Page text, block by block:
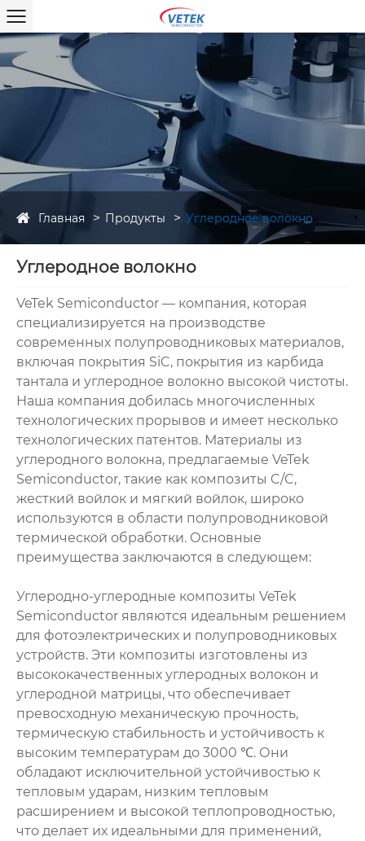
Главная Продукты Углеродное волокно
Углеродное волокно
VeTek Semiconductor — компания, которая
специализируется на производстве
современных полупроводниковых материалов,
включая покрытия SiC, покрытия из карбида
тантала и углеродное волокно высокой чистоты.
Наша компания добилась многочисленных
технологических прорывов и имеет несколько
технологических патентов. Материалы из
углеродного волокна, предлагаемые VeTek
Semiconductor, такие как композиты C/C,
жесткий войлок и мягкий войлок, широко
используются в области полупроводниковой
термической обработки. Основные
преимущества заключаются в следующем:
Углеродно-углеродные композиты VeTek
Semiconductor являются идеальным решением
для фотоэлектрических и полупроводниковых
устройств. Эти композиты изготовлены из
высококачественных углеродных волокон и
углеродной матрицы, что обеспечивает
превосходную механическую прочность,
термическую стабильность и устойчивость к
высоким температурам до 3000 ℃. Они
обладают исключительной устойчивостью к
тепловым ударам, низким тепловым
расширением и высокой теплопроводностью,
что делает их идеальными для применений,